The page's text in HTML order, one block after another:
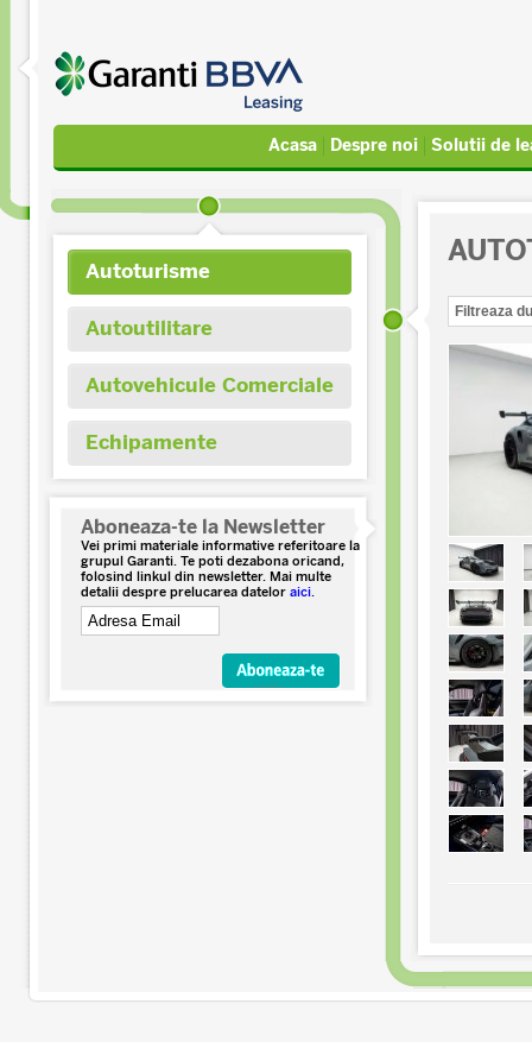
Acasa Despre noi Solutii de
Autoturisme
Autoutilitare
Autovehicule Comerciale
Echipamente
Aboneaza-te la Newsletter
Vei primi materiale informative referitoare la
grupul Garanti. Te poti dezabona oricand,
folosind linkul din newsletter. Mai multe
detalii despre prelucarea datelor aici.